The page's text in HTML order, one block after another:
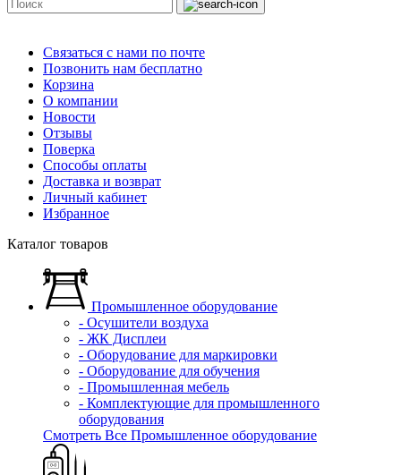
Связаться с нами по почте
Позвонить нам бесплатно
Корзина
О компании
Новости
Отзывы
Поверка
Способы оплаты
Доставка и возврат
Личный кабинет
Избранное
Каталог товаров
Промышленное оборудование
- Осушители воздуха
- ЖК Дисплеи
- Оборудование для маркировки
- Оборудование для обучения
- Промышленная мебель
- Комплектующие для промышленного
оборудования
Смотреть Все Промышленное оборудование